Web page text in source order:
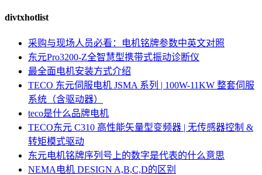
divtxhotlist
采购与现场人员必看：电机铭牌参数中英文对照
东元Pro3200-Z全智慧型携带式振动诊断仪
最全面电机安装方式介绍
TECO 东元伺服电机 JSMA 系列 | 100W-11KW 整套伺服
系统（含驱动器）
teco是什么品牌电机
TECO东元 C310 高性能矢量型变频器 | 无传感器控制 &
转矩模式驱动
东元电机铭牌序列号上的数字是代表的什么意思
NEMA电机 DESIGN A,B,C,D的区别